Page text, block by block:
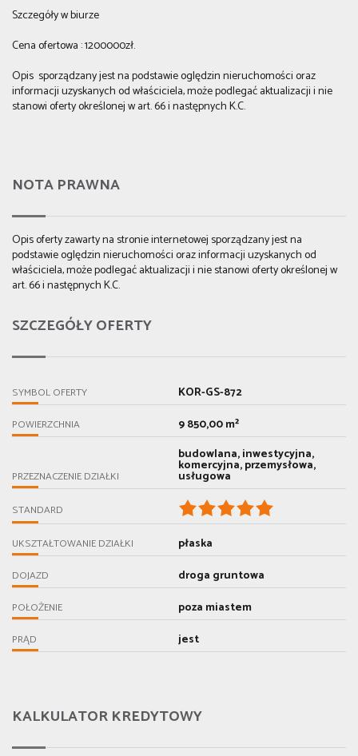
Szczegóły w biurze
Cena ofertowa : 1200000zł.
Opis sporządzany jest na podstawie oględzin nieruchomości oraz
informacji uzyskanych od właściciela, może podlegać aktualizacji i nie
stanowi oferty określonej w art. 66 i następnych K.C.
NOTA PRAWNA
Opis oferty zawarty na stronie internetowej sporządzany jest na
podstawie oględzin nieruchomości oraz informacji uzyskanych od
właściciela, może podlegać aktualizacji i nie stanowi oferty określonej w
art. 66 i następnych K.C.
SZCZEGÓŁY OFERTY
SYMBOL OFERTY KOR-GS-872
POWIERZCHNIA 9 850,00 m²
PRZEZNACZENIE DZIAŁKI
budowlana, inwestycyjna,
komercyjna, przemysłowa,
usługowa
STANDARD
UKSZTAŁTOWANIE DZIAŁKI płaska
DOJAZD droga gruntowa
POŁOŻENIE poza miastem
PRĄD jest
KALKULATOR KREDYTOWY